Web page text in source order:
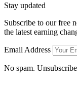
Stay updated
Subscribe to our free
the latest earning
Email Address
No spam.